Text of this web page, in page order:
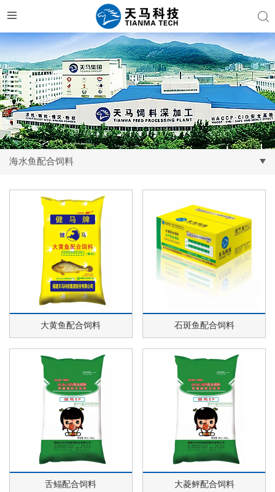
海水鱼配合饲料
大黄鱼配合饲料 石斑鱼配合饲料
舌鳎配合饲料 大菱鲆配合饲料